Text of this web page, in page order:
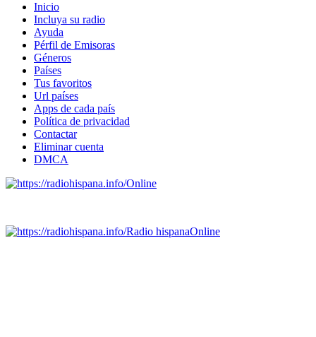
Inicio
Incluya su radio
Ayuda
Pérfil de Emisoras
Géneros
Países
Tus favoritos
Url países
Apps de cada país
Política de privacidad
Contactar
Eliminar cuenta
DMCA
Online
Radio hispanaOnline